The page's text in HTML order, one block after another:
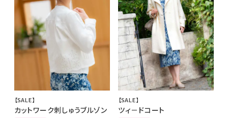
【SALE】
カットワーク刺しゅうブルゾン
【SALE】
ツィ－ドコート